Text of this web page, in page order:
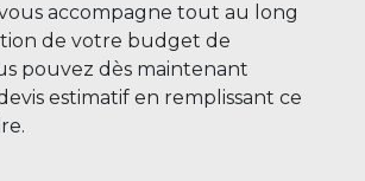
accompagne tout au long
de votre budget de
pouvez dès maintenant
estimatif en remplissant ce